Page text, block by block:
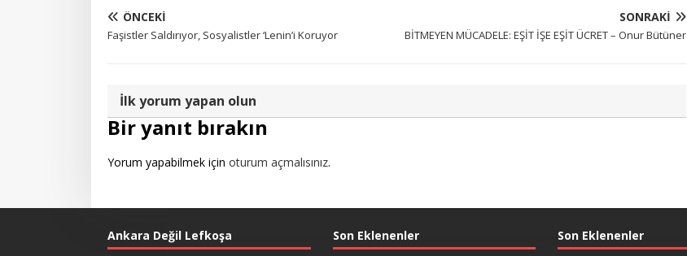
ÖNCEKI
Faşistler Saldırıyor, Sosyalistler ‘Lenin’i Koruyor
SONRAKI
BİTMEYEN MÜCADELE: EŞİT İŞE EŞİT ÜCRET – Onur Bütüner
İlk yorum yapan olun
Bir yanıt bırakın
Yorum yapabilmek için oturum açmalısınız.
Ankara Değil Lefkoşa Son Eklenenler Son Eklenenler